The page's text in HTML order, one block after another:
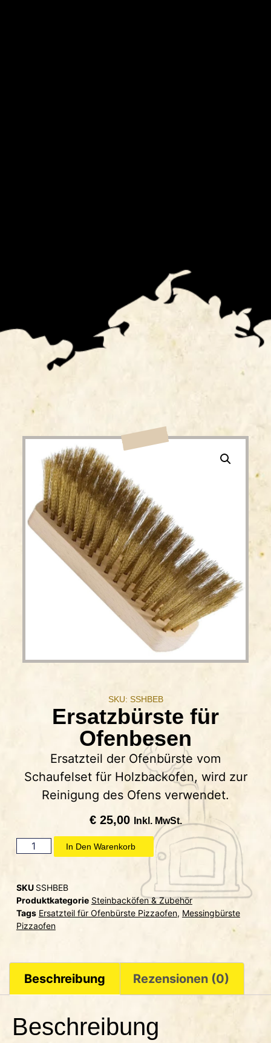
SKU: SSHBEB
Ersatzbürste für
Ofenbesen
Ersatzteil der Ofenbürste vom
Schaufelset für Holzbackofen, wird zur
Reinigung des Ofens verwendet.
€25,00 Inkl. MwSt.
In Den Warenkorb
SKU SSHBEB
Produktkategorie Steinbacköfen & Zubehör
Tags Ersatzteil für Ofenbürste Pizzaofen, Messingbürste
Pizzaofen
Beschreibung Rezensionen (0)
Beschreibung